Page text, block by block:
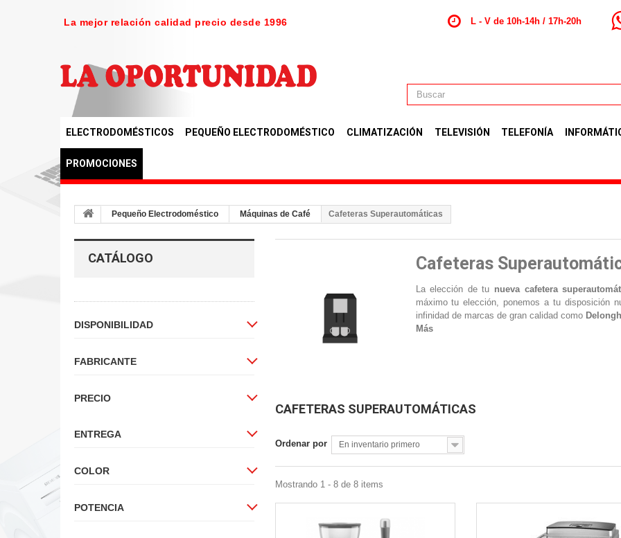
La mejor relación calidad precio desde 1996 L - V de 10h-14h / 17h-20h
ELECTRODOMÉSTICOS PEQUEÑO ELECTRODOMÉSTICO CLIMATIZACIÓN TELEVISIÓN TELEFONÍA
PROMOCIONES
Pequeño Electrodoméstico Máquinas de Café Cafeteras Superautomáticas
CATÁLOGO
DISPONIBILIDAD
FABRICANTE
PRECIO
ENTREGA
COLOR
POTENCIA
Cafeteras
La elección de tu nueva cafetera
máximo tu elección, ponemos a tu disposición
infinidad de marcas de gran calidad como
Más
CAFETERAS SUPERAUTOMÁTICAS
Ordenar por En inventario primero
Mostrando 1 - 8 de 8 items
Vista rápida